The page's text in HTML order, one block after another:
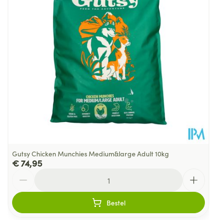
Kamertemperatuur (15°C - 25°C)
Gutsy Chicken Munchies Medium&large Adult 10kg
€ 74,95
Bestel